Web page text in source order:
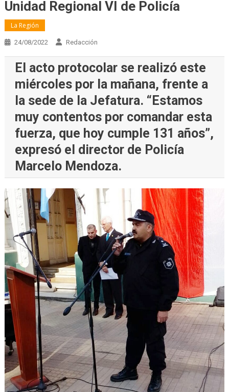
Unidad Regional VI de Policía
La Región
24/08/2022 Redacción
El acto protocolar se realizó este
miércoles por la mañana, frente a
la sede de la Jefatura. “Estamos
muy contentos por comandar esta
fuerza, que hoy cumple 131 años”,
expresó el director de Policía
Marcelo Mendoza.